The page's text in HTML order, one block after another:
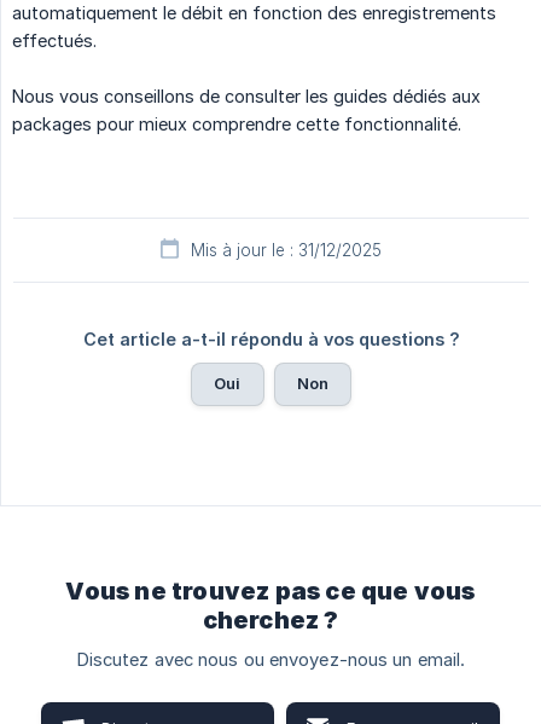
automatiquement le débit en fonction des enregistrements
effectués.
Nous vous conseillons de consulter les guides dédiés aux
packages pour mieux comprendre cette fonctionnalité.
Mis à jour le : 31/12/2025
Cet article a-t-il répondu à vos questions ?
Oui Non
Vous ne trouvez pas ce que vous
cherchez ?
Discutez avec nous ou envoyez-nous un email.